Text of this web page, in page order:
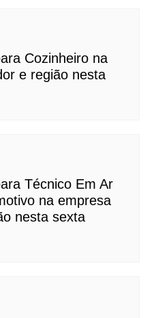
Cozinheiro na
e região nesta
Técnico Em Ar
na empresa
nesta sexta